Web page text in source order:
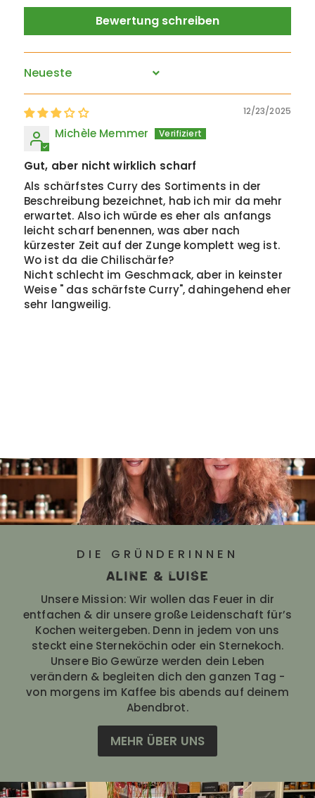
Bewertung schreiben
Sort by
12/23/2025
Michèle Memmer
Gut, aber nicht wirklich scharf
Als schärfstes Curry des Sortiments in der
Beschreibung bezeichnet, hab ich mir da mehr
erwartet. Also ich würde es eher als anfangs
leicht scharf benennen, was aber nach
kürzester Zeit auf der Zunge komplett weg ist.
Wo ist da die Chilischärfe?
Nicht schlecht im Geschmack, aber in keinster
Weise " das schärfste Curry", dahingehend eher
sehr langweilig.
DIE GRÜNDERINNEN
Aline & Luise
Unsere Mission: Wir wollen das Feuer in dir
entfachen & dir unsere große Leidenschaft für’s
Kochen weitergeben. Denn in jedem von uns
steckt eine Sterneköchin oder ein Sternekoch.
Unsere Bio Gewürze werden dein Leben
verändern & begleiten dich den ganzen Tag -
von morgens im Kaffee bis abends auf deinem
Abendbrot.
MEHR ÜBER UNS